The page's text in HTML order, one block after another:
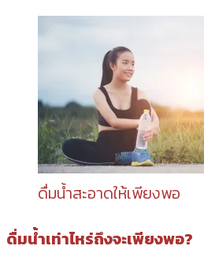
ดื่มน้ำสะอาดให้เพียงพอ
ดื่มน้ำเท่าไหร่ถึงจะเพียงพอ?